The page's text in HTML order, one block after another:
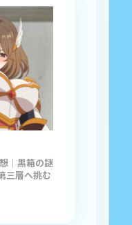
｜黒箱の謎
三層へ挑む